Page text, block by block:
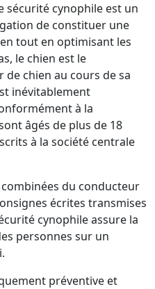
sécurité cynophile est un
de constituer une
tout en optimisant les
le chien est le
chien au cours de sa
inévitablement
à la
âgés de plus de 18
à la société centrale
du conducteur
écrites transmises
cynophile assure la
personnes sur un
préventive et